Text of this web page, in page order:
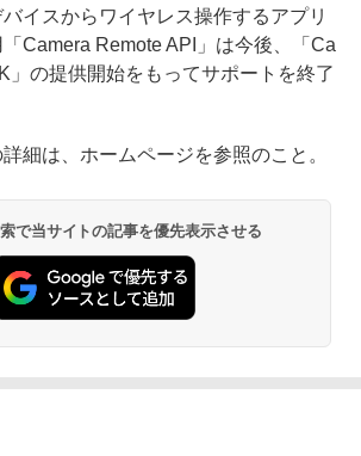
バイスからワイヤレス操作するアプリ
Camera Remote API」は今後、「Ca
」の提供開始をもってサポートを終了
細は、ホームページを参照のこと。
で当サイトの記事を優先表示させる